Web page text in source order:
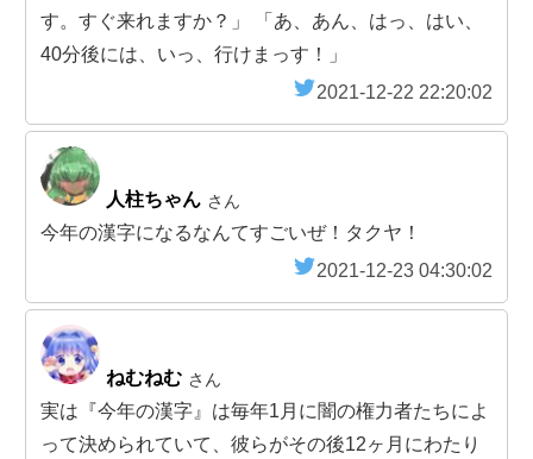
す。すぐ来れますか？」 「あ、あん、はっ、はい、
40分後には、いっ、行けまっす！」
2021-12-22 22:20:02
人柱ちゃん さん
今年の漢字になるなんてすごいぜ！タクヤ！
2021-12-23 04:30:02
ねむねむ さん
実は『今年の漢字』は毎年1月に闇の権力者たちによ
って決められていて、彼らがその後12ヶ月にわたり